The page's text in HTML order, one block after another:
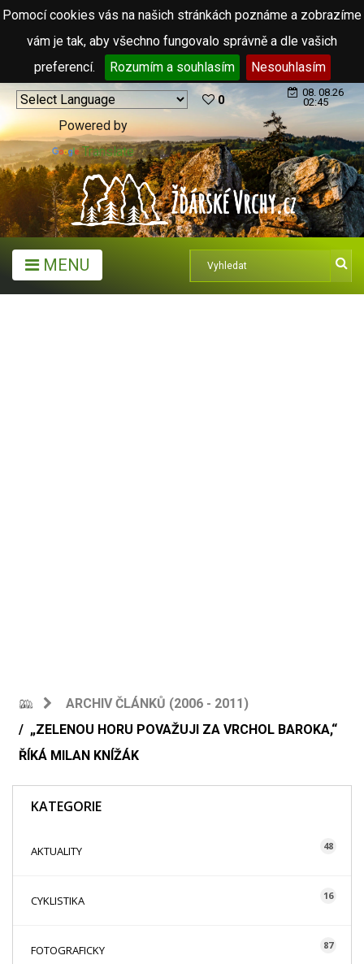
Pomocí cookies vás na našich stránkách poznáme a zobrazíme
vám je tak, aby všechno fungovalo správně a dle vašich
preferencí.
Rozumím a souhlasím Nesouhlasím
Powered by
Translate
0
08. 08.26
02:45
MENU
ARCHIV ČLÁNKŮ (2006 - 2011)
„ZELENOU HORU POVAŽUJI ZA VRCHOL BAROKA,“
ŘÍKÁ MILAN KNÍŽÁK
KATEGORIE
AKTUALITY 48
CYKLISTIKA 16
FOTOGRAFICKY 87